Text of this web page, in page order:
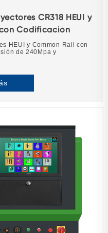
CR318 HEUI y
Codificación
HEUI y Common Rail con
de 240Mpa y